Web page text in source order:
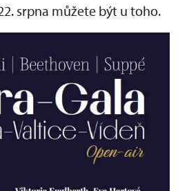
srpna můžete být u toho.